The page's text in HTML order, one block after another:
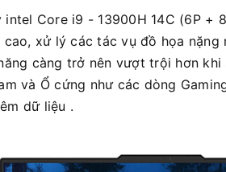
Core i9 - 13900H 14C (6P +
xử lý các tác vụ đồ họa
càng trở nên vượt trội hơn
và Ổ cứng như các dòng
dữ liệu .